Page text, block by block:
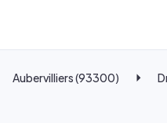
Aubervilliers (93300)